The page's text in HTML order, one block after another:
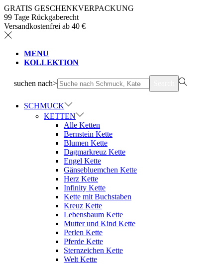
GRATIS GESCHENKVERPACKUNG
99 Tage Rückgaberecht
Versandkostenfrei ab 40 €
MENU
KOLLEKTION
suchen nach>
SCHMUCK
KETTEN
Alle Ketten
Bernstein Kette
Blumen Kette
Dagmarkreuz Kette
Engel Kette
Gänsebluemchen Kette
Herz Kette
Infinity Kette
Kette mit Buchstaben
Kreuz Kette
Lebensbaum Kette
Mutter und Kind Kette
Perlen Kette
Pferde Kette
Sternzeichen Kette
Welt Kette